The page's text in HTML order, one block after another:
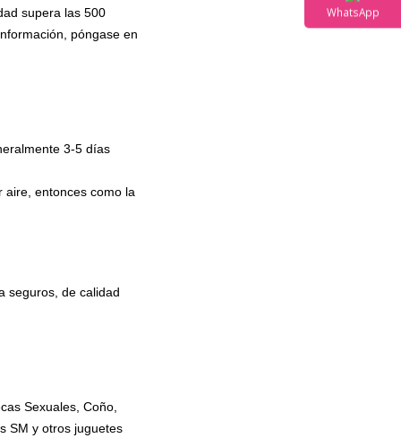
supera las 500
póngase en
3-5 días
aire, entonces como la
seguros, de calidad
Sexuales, Coño,
SM y otros juguetes